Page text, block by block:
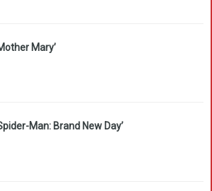
Mary’
Man: Brand New Day’